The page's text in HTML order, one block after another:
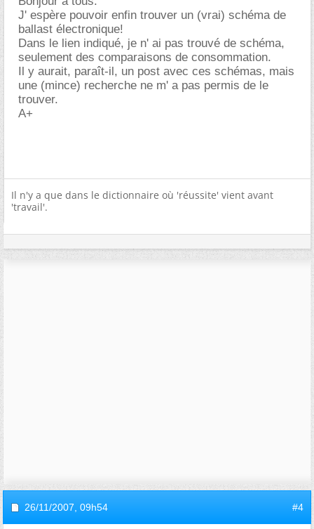
J' espère pouvoir enfin trouver un (vrai) schéma de
ballast électronique!
Dans le lien indiqué, je n' ai pas trouvé de schéma,
seulement des comparaisons de consommation.
Il y aurait, paraît-il, un post avec ces schémas, mais
une (mince) recherche ne m' a pas permis de le
trouver.
A+
Il n'y a que dans le dictionnaire où 'réussite' vient avant
'travail'.
26/11/2007, 09h54 #4